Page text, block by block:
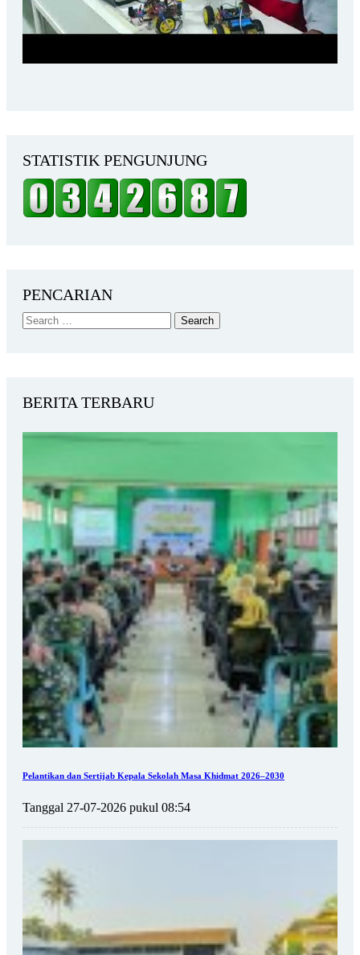
STATISTIK PENGUNJUNG
PENCARIAN
BERITA TERBARU
Pelantikan dan Sertijab Kepala Sekolah Masa Khidmat 2026–2030
Tanggal 27-07-2026 pukul 08:54